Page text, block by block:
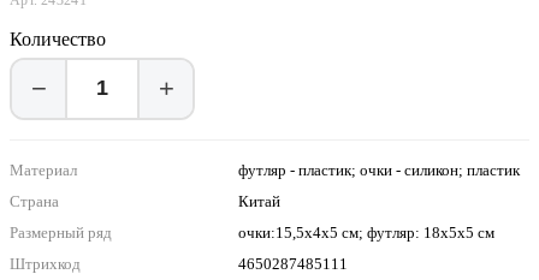
Количество
− +
Материал
футляр - пластик; очки - силикон; пластик
Страна
Китай
Размерный ряд
очки:15,5х4х5 см; футляр: 18х5х5 см
Штрихкод
4650287485111